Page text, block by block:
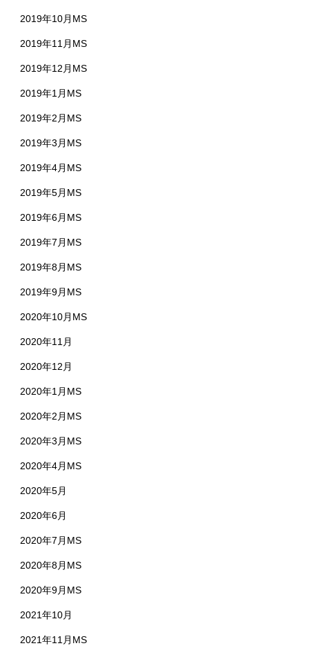
2019年10月MS
2019年11月MS
2019年12月MS
2019年1月MS
2019年2月MS
2019年3月MS
2019年4月MS
2019年5月MS
2019年6月MS
2019年7月MS
2019年8月MS
2019年9月MS
2020年10月MS
2020年11月
2020年12月
2020年1月MS
2020年2月MS
2020年3月MS
2020年4月MS
2020年5月
2020年6月
2020年7月MS
2020年8月MS
2020年9月MS
2021年10月
2021年11月MS